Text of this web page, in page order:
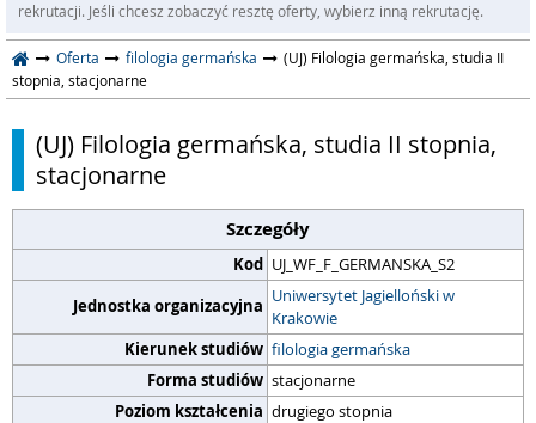
rekrutacji. Jeśli chcesz zobaczyć resztę oferty, wybierz inną rekrutację.
Oferta filologia germańska
(UJ) Filologia germańska, studia II
stopnia, stacjonarne
(UJ) Filologia germańska, studia II stopnia,
stacjonarne
Szczegóły
Kod UJ_WF_F_GERMANSKA_S2
Jednostka organizacyjna Uniwersytet Jagielloński w
Krakowie
Kierunek studiów filologia germańska
Forma studiów stacjonarne
Poziom kształcenia drugiego stopnia